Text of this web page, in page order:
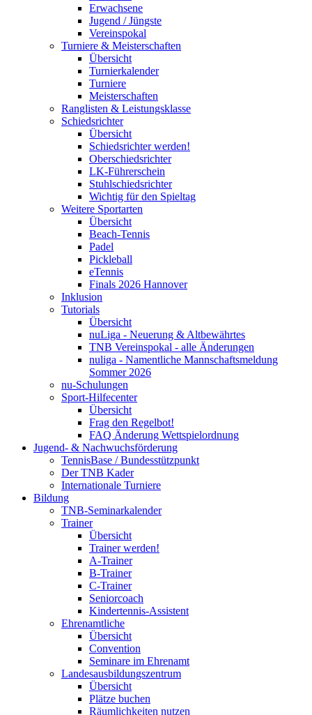
Erwachsene
Jugend / Jüngste
Vereinspokal
Turniere & Meisterschaften
Übersicht
Turnierkalender
Turniere
Meisterschaften
Ranglisten & Leistungsklasse
Schiedsrichter
Übersicht
Schiedsrichter werden!
Oberschiedsrichter
LK-Führerschein
Stuhlschiedsrichter
Wichtig für den Spieltag
Weitere Sportarten
Übersicht
Beach-Tennis
Padel
Pickleball
eTennis
Finals 2026 Hannover
Inklusion
Tutorials
Übersicht
nuLiga - Neuerung & Altbewährtes
TNB Vereinspokal - alle Änderungen
nuliga - Namentliche Mannschaftsmeldung
Sommer 2026
nu-Schulungen
Sport-Hilfecenter
Übersicht
Frag den Regelbot!
FAQ Änderung Wettspielordnung
Jugend- & Nachwuchsförderung
TennisBase / Bundesstützpunkt
Der TNB Kader
Internationale Turniere
Bildung
TNB-Seminarkalender
Trainer
Übersicht
Trainer werden!
A-Trainer
B-Trainer
C-Trainer
Seniorcoach
Kindertennis-Assistent
Ehrenamtliche
Übersicht
Convention
Seminare im Ehrenamt
Landesausbildungszentrum
Übersicht
Plätze buchen
Räumlichkeiten nutzen